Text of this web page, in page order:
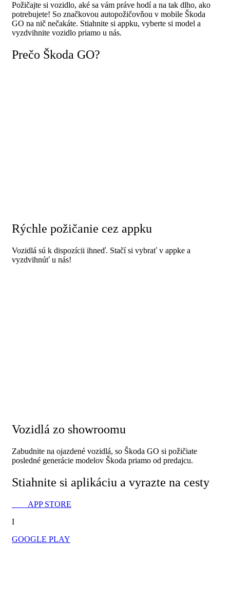
Požičajte si vozidlo, aké sa vám práve hodí a na tak dlho, ako
potrebujete! So značkovou autopožičovňou v mobile Škoda
GO na nič nečakáte. Stiahnite si appku, vyberte si model a
vyzdvihnite vozidlo priamo u nás.
Prečo Škoda GO?
Rýchle požičanie cez appku
Vozidlá sú k dispozícii ihneď. Stačí si vybrať v appke a
vyzdvihnúť u nás!
Vozidlá zo showroomu
Zabudnite na ojazdené vozidlá, so Škoda GO si požičiate
posledné generácie modelov Škoda priamo od predajcu.
Stiahnite si aplikáciu a vyrazte na‏‏‎ cest‏‏‎y
APP STORE
I
GOOGLE PLAY